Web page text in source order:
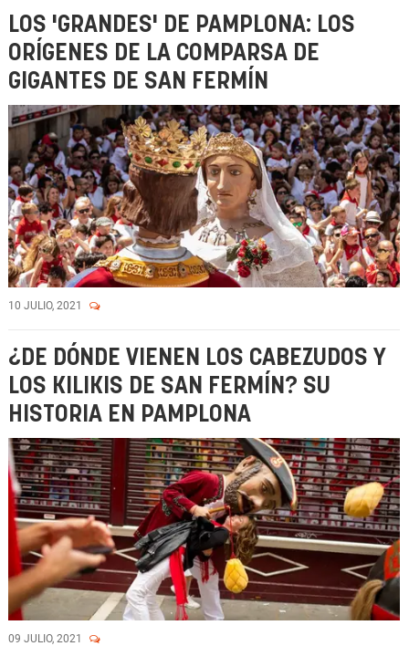
LOS 'GRANDES' DE PAMPLONA: LOS
ORÍGENES DE LA COMPARSA DE
GIGANTES DE SAN FERMÍN
10 JULIO, 2021
¿DE DÓNDE VIENEN LOS CABEZUDOS Y
LOS KILIKIS DE SAN FERMÍN? SU
HISTORIA EN PAMPLONA
09 JULIO, 2021